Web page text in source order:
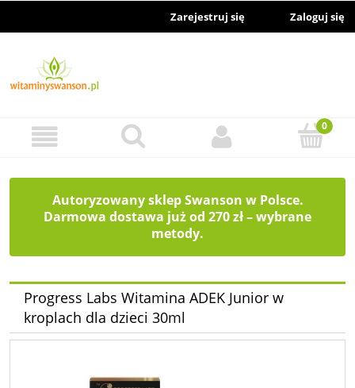
Zarejestruj się Zaloguj się
Autoryzowany sklep Swanson w Polsce.
Darmowa dostawa już od 270 zł – wybrane
metody.
Progress Labs Witamina ADEK Junior w
kroplach dla dzieci 30ml